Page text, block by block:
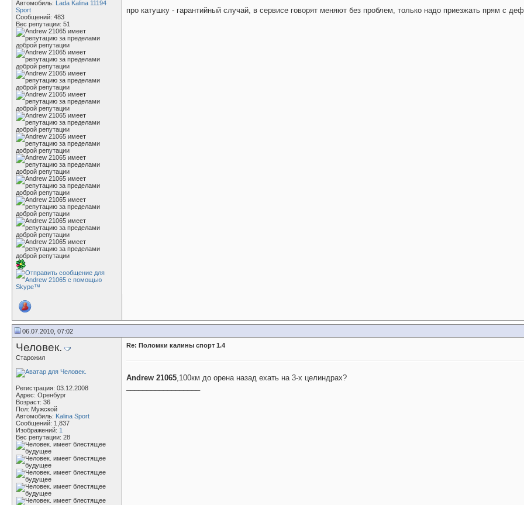
Автомобиль: Lada Kalina 11194
Sport
Сообщений: 483
Вес репутации: 51
про катушку - гарантийный случай, в сервисе говорят меняют без проблем, только надо приезжать прям с
06.07.2010, 07:02
Человек.
Старожил
Регистрация: 03.12.2008
Адрес: Оренбург
Возраст: 36
Пол: Мужской
Автомобиль: Kalina Sport
Сообщений: 1,837
Изображений: 1
Вес репутации: 28
Re: Поломки калины спорт 1.4
Andrew 21065,100км до орена назад ехать на 3-х целиндрах?